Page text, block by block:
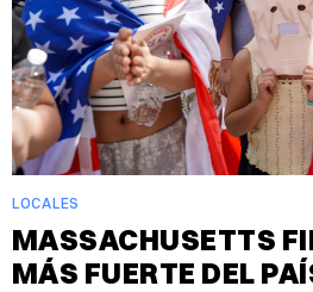
LOCALES
MASSACHUSETTS
MÁS FUERTE DEL